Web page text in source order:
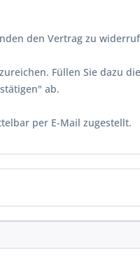
den Vertrag zu
Füllen Sie dazu
ab.
per E-Mail zugestellt.